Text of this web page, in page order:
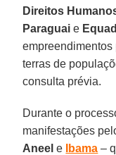
Direitos
Paraguai e
empreendimentos
terras de
consulta prévia.
Durante o
manifestações
Aneel e Ibama –